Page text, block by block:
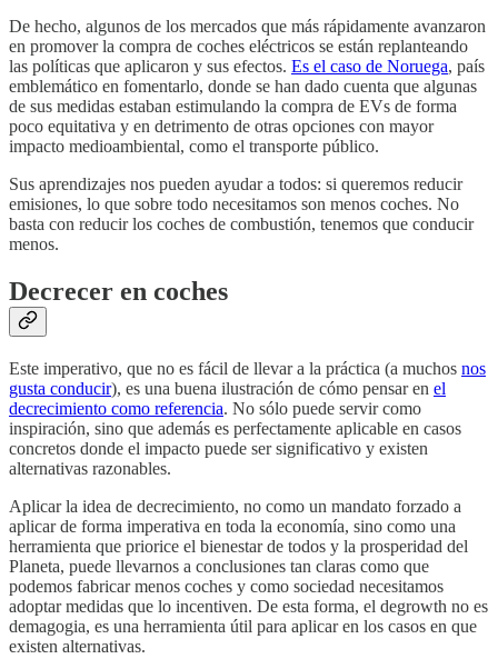
De hecho, algunos de los mercados que más rápidamente avanzaron
en promover la compra de coches eléctricos se están replanteando
las políticas que aplicaron y sus efectos. Es el caso de Noruega, país
emblemático en fomentarlo, donde se han dado cuenta que algunas
de sus medidas estaban estimulando la compra de EVs de forma
poco equitativa y en detrimento de otras opciones con mayor
impacto medioambiental, como el transporte público.
Sus aprendizajes nos pueden ayudar a todos: si queremos reducir
emisiones, lo que sobre todo necesitamos son menos coches. No
basta con reducir los coches de combustión, tenemos que conducir
menos.
Decrecer en coches
Este imperativo, que no es fácil de llevar a la práctica (a muchos nos
gusta conducir), es una buena ilustración de cómo pensar en el
decrecimiento como referencia. No sólo puede servir como
inspiración, sino que además es perfectamente aplicable en casos
concretos donde el impacto puede ser significativo y existen
alternativas razonables.
Aplicar la idea de decrecimiento, no como un mandato forzado a
aplicar de forma imperativa en toda la economía, sino como una
herramienta que priorice el bienestar de todos y la prosperidad del
Planeta, puede llevarnos a conclusiones tan claras como que
podemos fabricar menos coches y como sociedad necesitamos
adoptar medidas que lo incentiven. De esta forma, el degrowth no es
demagogia, es una herramienta útil para aplicar en los casos en que
existen alternativas.